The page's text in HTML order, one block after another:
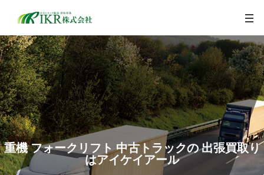
重機 フォークリフト 中古トラックの 出張買取り
はアイケイアール